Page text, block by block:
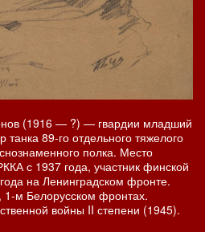
(1916 — ?) — гвардии младший
89-го отдельного тяжелого
полка. Место
с 1937 года, участник финской
на Ленинградском фронте.
м Белорусском фронтах.
войны II степени (1945).